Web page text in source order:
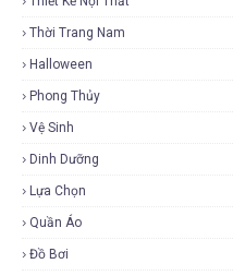
Thời Trang Nam
Halloween
Phong Thủy
Vệ Sinh
Dinh Dưỡng
Lựa Chọn
Quần Áo
Đồ Bơi